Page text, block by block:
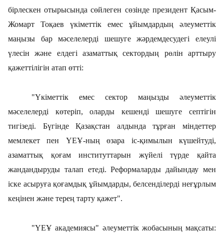
бірлескен отырысында сөйлеген сөзінде президент Қасым-
Жомарт Тоқаев үкіметтік емес ұйымдардың әлеуметтік
маңызы бар мәселелерді шешуге жәрдемдесудегі елеулі
үлесін және елдегі азаматтық сектордың рөлін арттыру
қажеттілігін атап өтті:
"Үкіметтік емес сектор маңызды әлеуметтік
мәселелерді көтеріп, оларды кешенді шешуге септігін
тигізеді. Бүгінде Қазақстан алдында тұрған міндеттер
мемлекет пен ҮЕҰ-ның өзара іс-қимылын күшейтуді,
азаматтық қоғам институттарын жүйелі түрде қайта
жандандыруды талап етеді. Реформаларды дайындау мен
іске асыруға қоғамдық ұйымдарды, белсенділерді неғұрлым
кеңінен және терең тарту қажет".
"ҮЕҰ академиясы" әлеуметтік жобасының мақсаты: